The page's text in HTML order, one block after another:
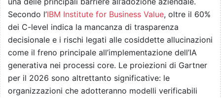
Secondo l’IBM Institute for Business Value, oltre il 60%
dei C-level indica la mancanza di trasparenza
decisionale e i rischi legati alle cosiddette allucinazioni
come il freno principale all’implementazione dell’IA
generativa nei processi core. Le proiezioni di Gartner
per il 2026 sono altrettanto significative: le
organizzazioni che adotteranno modelli verificabili